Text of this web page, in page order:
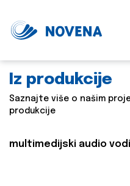
Iz produkcije
Saznajte više o našim
produkcije
multimedijski audio